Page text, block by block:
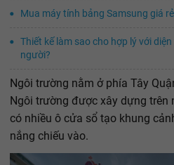
Mua máy tính bảng Samsung giá
Thiết kế làm sao cho hợp lý với
người?
Ngôi trường nằm ở phía Tây
Ngôi trường được xây dựng trên
có nhiều ô cửa sổ tạo khung
nắng chiếu vào.